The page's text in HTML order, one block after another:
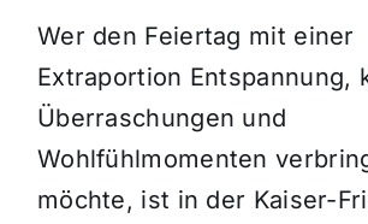
Wer den Feiertag mit einer
Extraportion Entspannung,
Überraschungen und
Wohlfühlmomenten
möchte, ist in der Kaiser-